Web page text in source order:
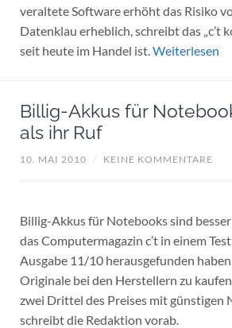
veraltete Software erhöht das Risiko
Datenklau erheblich, schreibt das „c’t
seit heute im Handel ist.Weiterlesen
Billig-Akkus für
als ihr Ruf
10. MAI 2010 / KEINE KOMMENTARE
Billig-Akkus für Notebooks sind
das Computermagazin c’t in einem
Ausgabe 11/10 herausgefunden
Originale bei den Herstellern zu
zwei Drittel des Preises mit günstigen
schreibt die Redaktion vorab.